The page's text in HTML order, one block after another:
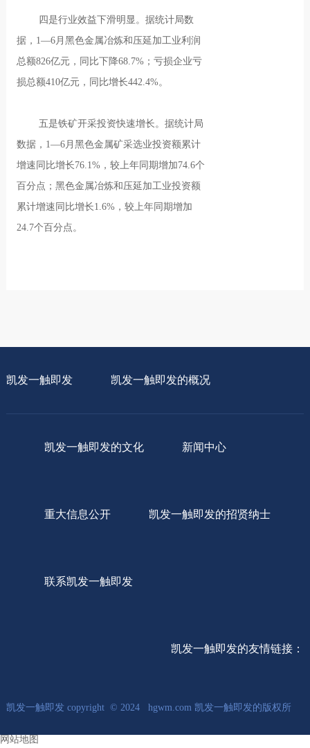
四是行业效益下滑明显。据统计局数
据，1—6月黑色金属冶炼和压延加工业利润
总额826亿元，同比下降68.7%；亏损企业亏
损总额410亿元，同比增长442.4%。
五是铁矿开采投资快速增长。据统计局
数据，1—6月黑色金属矿采选业投资额累计
增速同比增长76.1%，较上年同期增加74.6个
百分点；黑色金属冶炼和压延加工业投资额
累计增速同比增长1.6%，较上年同期增加
24.7个百分点。
凯发一触即发 凯发一触即发的概况
凯发一触即发的文化 新闻中心
重大信息公开 凯发一触即发的招贤纳士
联系凯发一触即发
凯发一触即发的友情链接：
凯发一触即发 copyright © 2024 hgwm.com 凯发一触即发的版权所
网站地图